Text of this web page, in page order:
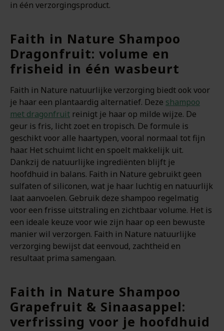
in één verzorgingsproduct.
Faith in Nature Shampoo
Dragonfruit: volume en
frisheid in één wasbeurt
Faith in Nature natuurlijke verzorging biedt ook voor
je haar een plantaardig alternatief. Deze shampoo
met dragonfruit reinigt je haar op milde wijze. De
geur is fris, licht zoet en tropisch. De formule is
geschikt voor alle haartypen, vooral normaal tot fijn
haar. Het schuimt licht en spoelt makkelijk uit.
Dankzij de natuurlijke ingrediënten blijft je
hoofdhuid in balans. Faith in Nature gebruikt geen
sulfaten of siliconen, wat je haar luchtig en natuurlijk
laat aanvoelen. Gebruik deze shampoo regelmatig
voor een frisse uitstraling en zichtbaar volume. Het is
een ideale keuze voor wie zijn haar op een bewuste
manier wil verzorgen. Faith in Nature natuurlijke
verzorging bewijst dat eenvoud, zachtheid en
resultaat prima samengaan.
Faith in Nature Shampoo
Grapefruit & Sinaasappel:
verfrissing voor je hoofdhuid